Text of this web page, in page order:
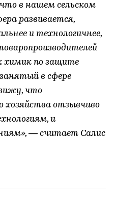
в нашем сельском
развивается,
и технологичнее,
химик по защите
в сфере
вижу, что
хозяйства отзывчиво
и
— считает Салис